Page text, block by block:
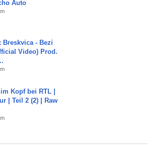
Auto
Breskvica - Bezi
Video) Prod.
Kopf bei RTL |
| Teil 2 (2) | Raw